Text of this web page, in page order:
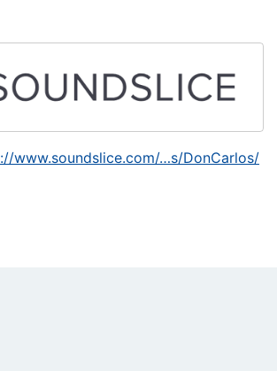
www.soundslice.com/…s/DonCarlos/